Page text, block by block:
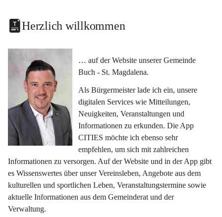
Herzlich willkommen
… auf der Website unserer Gemeinde
Buch - St. Magdalena.
Als Bürgermeister lade ich ein, unsere
digitalen Services wie Mitteilungen,
Neuigkeiten, Veranstaltungen und
Informationen zu erkunden. Die App
CITIES möchte ich ebenso sehr
empfehlen, um sich mit zahlreichen
Informationen zu versorgen. Auf der Website und in der App gibt
es Wissenswertes über unser Vereinsleben, Angebote aus dem
kulturellen und sportlichen Leben, Veranstaltungstermine sowie
aktuelle Informationen aus dem Gemeinderat und der
Verwaltung.